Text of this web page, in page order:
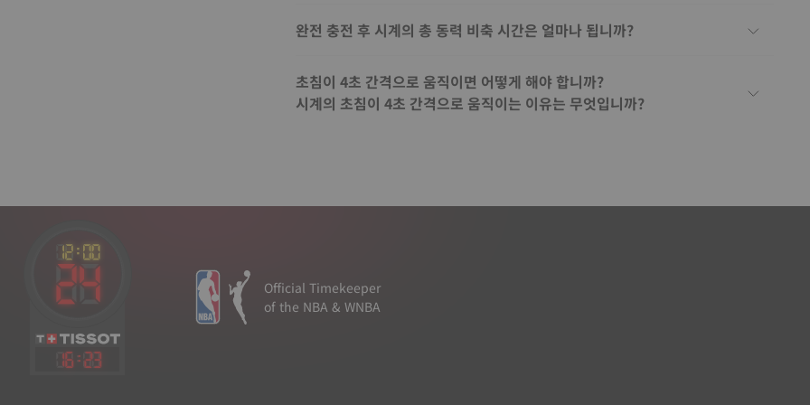
완전 충전 후 시계의 총 동력 비축 시간은 얼마나 됩니까?
초침이 4초 간격으로 움직이면 어떻게 해야 합니까?
시계의 초침이 4초 간격으로 움직이는 이유는 무엇입니까?
16:23
Official Timekeeper
of the NBA & WNBA